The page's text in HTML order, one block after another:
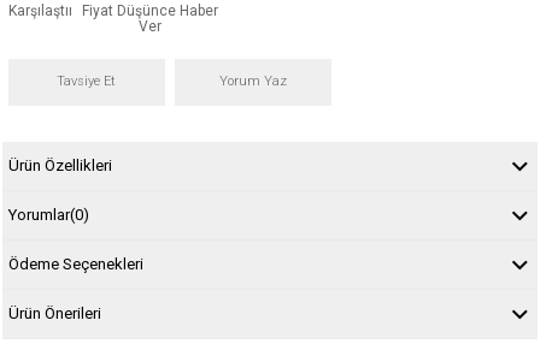
Karşılaştır
Fiyat Düşünce Haber
Ver
Tavsiye Et Yorum Yaz
Ürün Özellikleri
Yorumlar(0)
Ödeme Seçenekleri
Ürün Önerileri